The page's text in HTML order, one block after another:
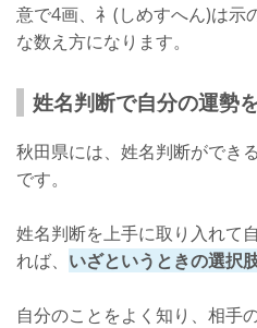
意で4画、礻(しめすへん)は示
な数え方になります。
姓名判断で自分の運勢
秋田県には、姓名判断ができ
です。
姓名判断を上手に取り入れて
れば、 いざというときの選択
自分のことをよく知り、相手